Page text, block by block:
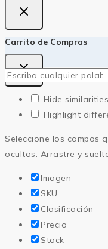
Carrito de Compras
Hide similarities
Highlight
Seleccione los campos
ocultos. Arrastre y
Imagen
SKU
Clasificación
Precio
Stock